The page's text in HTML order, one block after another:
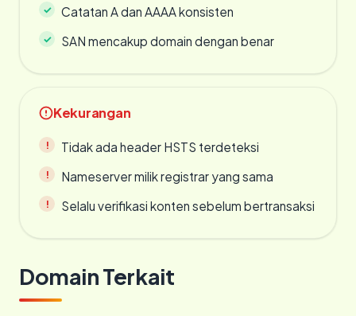
Catatan A dan AAAA konsisten
SAN mencakup domain dengan benar
Kekurangan
Tidak ada header HSTS terdeteksi
Nameserver milik registrar yang sama
Selalu verifikasi konten sebelum bertransaksi
Domain Terkait